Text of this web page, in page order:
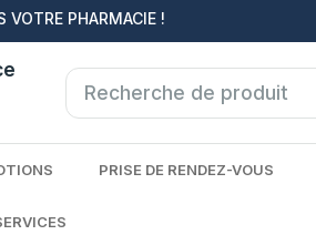
VOTRE PHARMACIE !
PRISE DE RENDEZ-VOUS